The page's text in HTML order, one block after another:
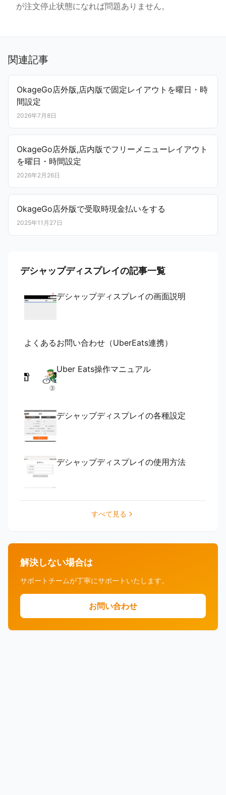
が注文停止状態になれば問題ありません。
関連記事
OkageGo店外版,店内版で固定レイアウトを曜日・時
間設定
2026年7月8日
OkageGo店外版,店内版でフリーメニューレイアウト
を曜日・時間設定
2026年2月26日
OkageGo店外版で受取時現金払いをする
2025年11月27日
デシャップディスプレイの記事一覧
デシャップディスプレイの画面説明
よくあるお問い合わせ（UberEats連携）
Uber Eats操作マニュアル
デシャップディスプレイの各種設定
デシャップディスプレイの使用方法
すべて見る
解決しない場合は
サポートチームが丁寧にサポートいたします。
お問い合わせ